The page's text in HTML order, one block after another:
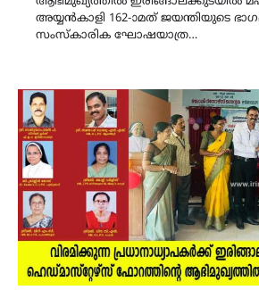
അയ്യൻകാളി 162-ാമത് ജയന്തിയുടെ
സംസ്കാരിക ഘോഷയാത്ര…